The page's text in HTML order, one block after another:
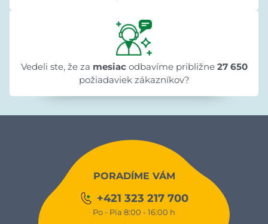
Vedeli ste, že za mesiac odbavíme približne27 650
požiadaviek zákazníkov?
PORADÍME VÁM
+421 323 217 700
Po - Pia 8:00 - 16:00 h